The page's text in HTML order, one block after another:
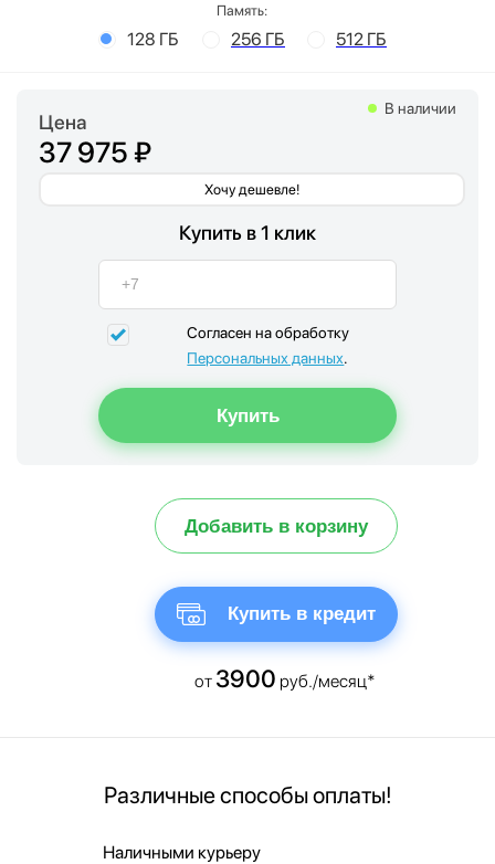
Память:
128 ГБ 256 ГБ 512 ГБ
Цена
37 975 ₽
Хочу дешевле!
В наличии
Купить в 1 клик
Согласен на обработку
Персональных данных.
Добавить в корзину
Купить в кредит
от 3900 руб./месяц*
Различные способы оплаты!
Наличными курьеру